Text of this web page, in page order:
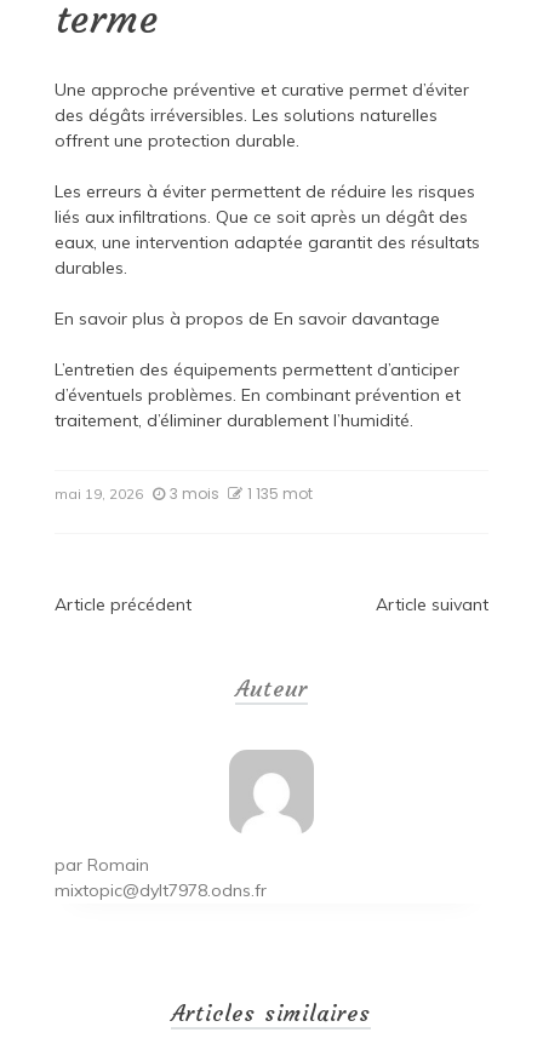
terme
Une approche préventive et curative permet d’éviter
des dégâts irréversibles. Les solutions naturelles
offrent une protection durable.
Les erreurs à éviter permettent de réduire les risques
liés aux infiltrations. Que ce soit après un dégât des
eaux, une intervention adaptée garantit des résultats
durables.
En savoir plus à propos de En savoir davantage
L’entretien des équipements permettent d’anticiper
d’éventuels problèmes. En combinant prévention et
traitement, d’éliminer durablement l’humidité.
mai 19, 2026 3 mois 1 135 mot
Navigation
Article précédent Article suivant
Auteur
par Romain
mixtopic@dylt7978.odns.fr
Articles similaires